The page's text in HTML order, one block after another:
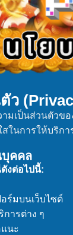
ว
มเป็นส่วนตัว
ในการให้บริก
บุคคล
งต่อไปนี้:
ร์มบนเว็บไซต์
การต่าง ๆ
นะ